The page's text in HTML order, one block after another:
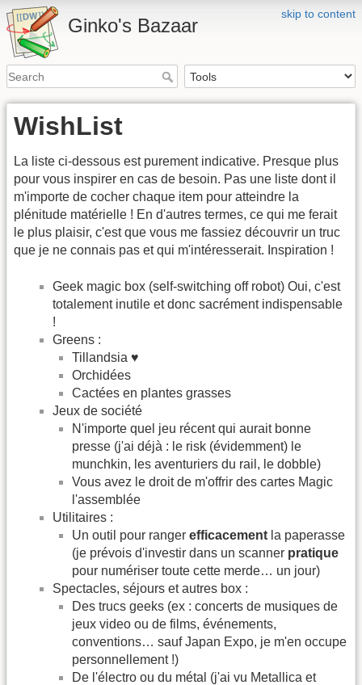
skip to content
Ginko's Bazaar
WishList
La liste ci-dessous est purement indicative. Presque plus
pour vous inspirer en cas de besoin. Pas une liste dont il
m'importe de cocher chaque item pour atteindre la
plénitude matérielle ! En d'autres termes, ce qui me ferait
le plus plaisir, c'est que vous me fassiez découvrir un truc
que je ne connais pas et qui m'intéresserait. Inspiration !
Geek magic box (self-switching off robot) Oui, c'est
totalement inutile et donc sacrément indispensable
!
Greens :
Tillandsia ♥
Orchidées
Cactées en plantes grasses
Jeux de société
N'importe quel jeu récent qui aurait bonne
presse (j'ai déjà : le risk (évidemment) le
munchkin, les aventuriers du rail, le dobble)
Vous avez le droit de m'offrir des cartes Magic
l'assemblée
Utilitaires :
Un outil pour ranger efficacement la paperasse
(je prévois d'investir dans un scanner pratique
pour numériser toute cette merde… un jour)
Spectacles, séjours et autres box :
Des trucs geeks (ex : concerts de musiques de
jeux video ou de films, événements,
conventions… sauf Japan Expo, je m'en occupe
personnellement !)
De l'électro ou du métal (j'ai vu Metallica et